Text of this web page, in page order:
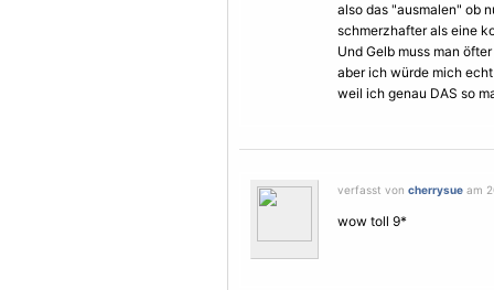
also das "ausmalen" ob
schmerzhafter als eine
Und Gelb muss man
aber ich würde mich
weil ich genau DAS so
verfasst von cherrysue am
wow toll 9*